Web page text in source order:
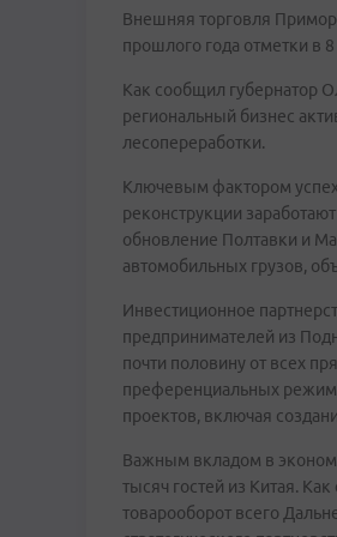
Внешняя торговля
прошлого года отметки в
Как сообщил губернатор
региональный бизнес
лесопереработки.
Ключевым фактором
реконструкции
обновление Полтавки и
автомобильных грузов,
Инвестиционное
предпринимателей из
почти половину от всех
преференциальных
проектов, включая
Важным вкладом в
тысяч гостей из Китая.
товарооборот всего